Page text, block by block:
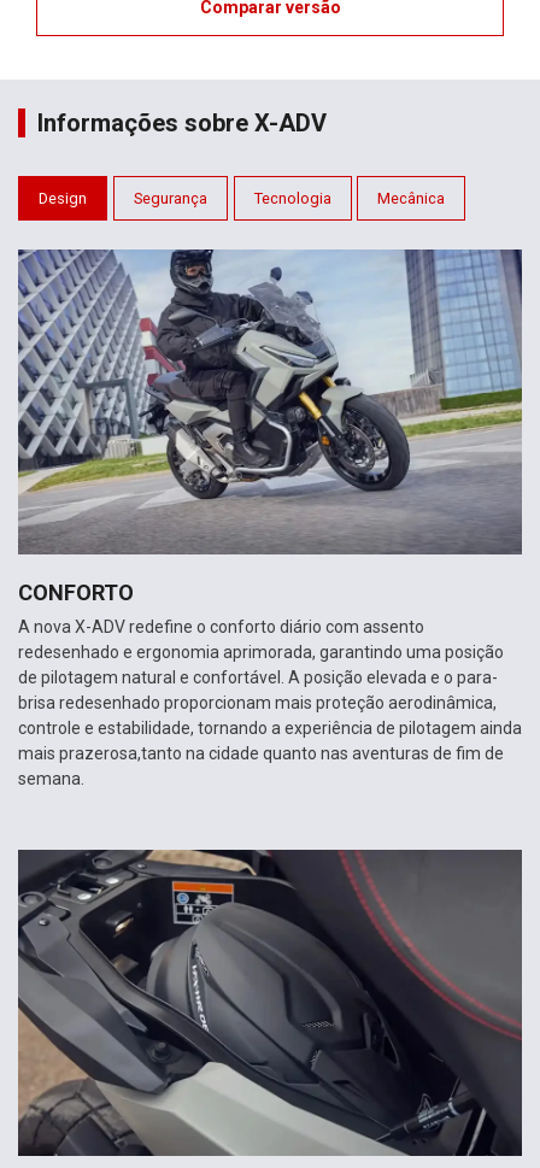
Comparar versão
Informações sobre X-ADV
Design Segurança Tecnologia Mecânica
CONFORTO
A nova X-ADV redefine o conforto diário com assento
redesenhado e ergonomia aprimorada, garantindo uma posição
de pilotagem natural e confortável. A posição elevada e o para-
brisa redesenhado proporcionam mais proteção aerodinâmica,
controle e estabilidade, tornando a experiência de pilotagem ainda
mais prazerosa,tanto na cidade quanto nas aventuras de fim de
semana.